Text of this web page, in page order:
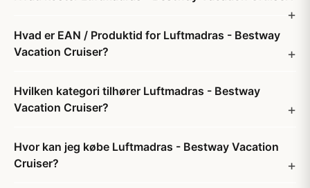
Hvad er EAN / Produktid for Luftmadras - Bestway
Vacation Cruiser?
Hvilken kategori tilhører Luftmadras - Bestway
Vacation Cruiser?
Hvor kan jeg købe Luftmadras - Bestway Vacation
Cruiser?